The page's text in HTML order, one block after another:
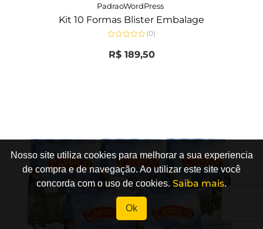
PadraoWordPress
Kit 10 Formas Blister Embalage
0
de
(0)
R$189,50
Nosso site utiliza cookies para melhorar a sua experiencia
de compra e de navegação. Ao utilizar este site você
concorda com o uso de cookies. Saiba mais.
Ok